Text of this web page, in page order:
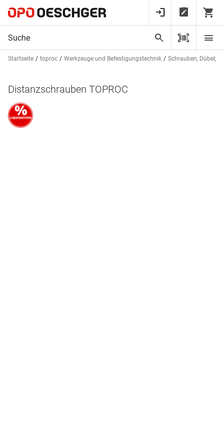
Startseite toproc Werkzeuge und Befestigungstechnik Schrauben, Dübel,
Distanzschrauben TOPROC